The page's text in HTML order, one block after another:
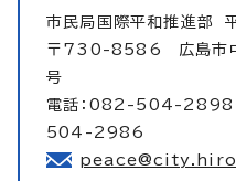
市民局国際平和推進部
〒730-8586 広島市
号
電話：082-504-2898
504-2986